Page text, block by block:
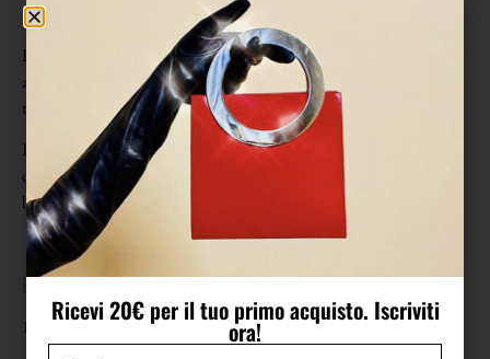
assume un fascino insolito e del tutto particolare.
Il tessuto per sua intrinseca natura riflette la luce esaltando il giallo
ambrato, indiscusso protagonista, accompagnato da nero, rosso e
taupe che si ripetono nelle quadrettature a intervalli regolari.
La linea è semplice, il taglio essenziale, scollo rotondo preso in
cucitura, piccola apertura verticale dietro chiusa da un piccolo
bottone a cupola.
EPOCA
1980
Ricevi 20€ per il tuo primo acquisto. Iscriviti
ora!